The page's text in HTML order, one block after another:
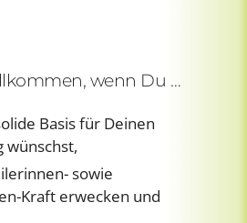
wenn Du …
Basis für Deinen
wünschst,
sowie
Kraft erwecken und